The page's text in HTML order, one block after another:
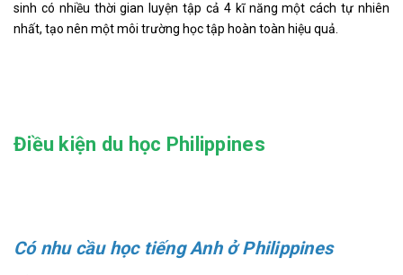
sinh có nhiều thời gian luyện tập cả 4 kĩ năng một cách tự nhiên
nhất, tạo nên một môi trường học tập hoàn toàn hiệu quả.
Điều kiện du học Philippines
Có nhu cầu học tiếng Anh ở Philippines